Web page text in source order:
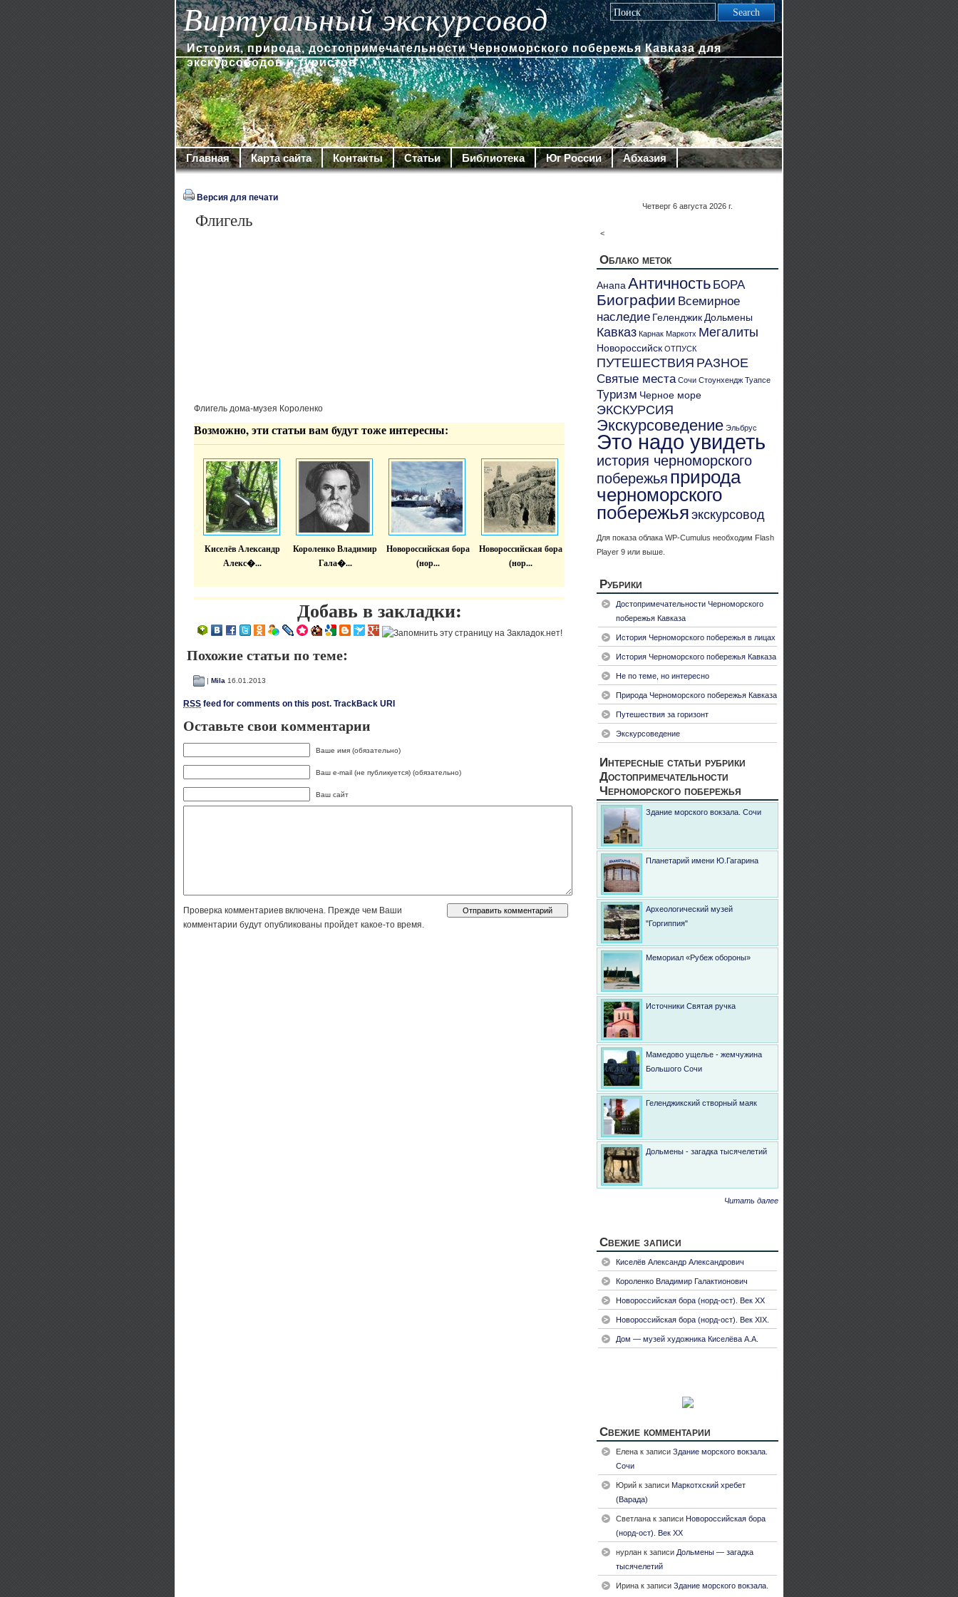
Виртуальный экскурсовод
История, природа, достопримечательности Черноморского побережья Кавказа для
экскурсоводов и туристов
Главная Карта сайта Контакты Статьи Библиотека Юг России Абхазия
Версия для печати
Флигель
Флигель дома-музея Короленко
Возможно, эти статьи вам будут тоже интересны:
Киселёв Александр
Алекс�...
Короленко Владимир
Гала�...
Новороссийская бора
(нор...
Новороссийская бора
(нор...
Добавь в закладки:
Похожие статьи по теме:
| Mila 16.01.2013
RSS feed for comments on this post. TrackBack URI
Оставьте свои комментарии
Ваше имя (обязательно)
Ваш e-mail (не публикуется) (обязательно)
Ваш сайт
Проверка комментариев включена. Прежде чем Ваши
комментарии будут опубликованы пройдет какое-то время.
Четверг 6 августа 2026 г.
<
Облако меток
Анапа Античность БОРА
Биографии Всемирное
наследие Геленджик Дольмены
Кавказ Карнак Маркотх Мегалиты
Новороссийск ОТПУСК
ПУТЕШЕСТВИЯ РАЗНОЕ
Святые места Сочи Стоунхендж Туапсе
Туризм Черное море
ЭКСКУРСИЯ
Экскурсоведение Эльбрус
Это надо увидеть
история черноморского
побережья природа
черноморского
побережьяэкскурсовод
Для показа облака WP-Cumulus необходим Flash
Player 9 или выше.
Рубрики
Достопримечательности Черноморского
побережья Кавказа
История Черноморского побережья в лицах
История Черноморского побережья Кавказа
Не по теме, но интересно
Природа Черноморского побережья Кавказа
Путешествия за горизонт
Экскурсоведение
Интересные статьи рубрики
Достопримечательности
Черноморского побережья
Здание морского вокзала. Сочи
Планетарий имени Ю.Гагарина
Археологический музей
"Горгиппия"
Мемориал «Рубеж обороны»
Источники Святая ручка
Мамедово ущелье - жемчужина
Большого Сочи
Геленджикский створный маяк
Дольмены - загадка тысячелетий
Читать далее
Свежие записи
Киселёв Александр Александрович
Короленко Владимир Галактионович
Новороссийская бора (норд-ост). Век XX
Новороссийская бора (норд-ост). Век XIX.
Дом — музей художника Киселёва А.А.
Свежие комментарии
Елена к записи Здание морского вокзала.
Сочи
Юрий к записи Маркотхский хребет
(Варада)
Светлана к записи Новороссийская бора
(норд-ост). Век XX
нурлан к записи Дольмены — загадка
тысячелетий
Ирина к записи Здание морского вокзала.